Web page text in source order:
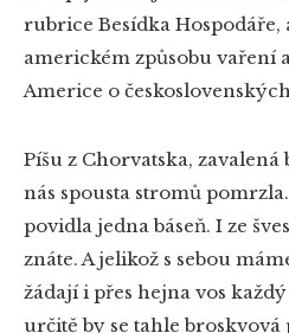
rubrice Besídka Hospodáře,
americkém způsobu vaření
Americe o
Píšu z Chorvatska, zavalená
nás spousta stromů
povidla jedna báseň. I ze
znáte. A jelikož s sebou
žádají i přes hejna vos
určitě by se tahle